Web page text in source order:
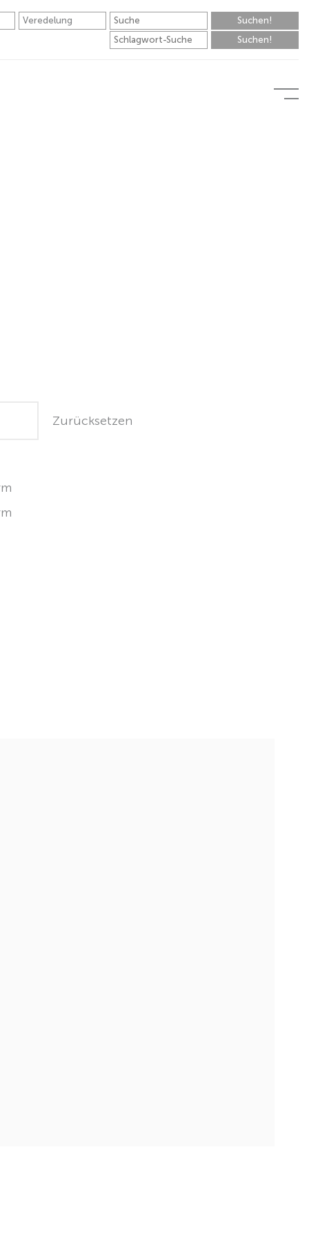
Zurücksetzen